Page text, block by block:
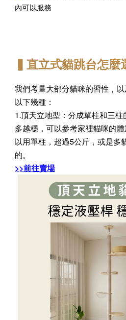
內可以服務
▍直立式貓跳台怎麼
我們考量大部分貓咪的習性，
以下幾種：
1.頂天立地型：分成單柱和三
多越穩，可以參考家裡貓咪的
以用單柱，超過5公斤，或是多
的。
>>前往賣場